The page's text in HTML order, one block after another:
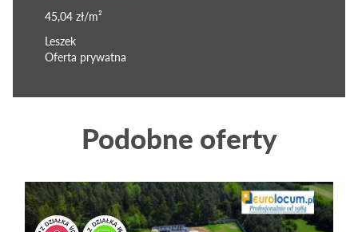
45,04 zł/m²
Leszek
Oferta prywatna
Podobne oferty